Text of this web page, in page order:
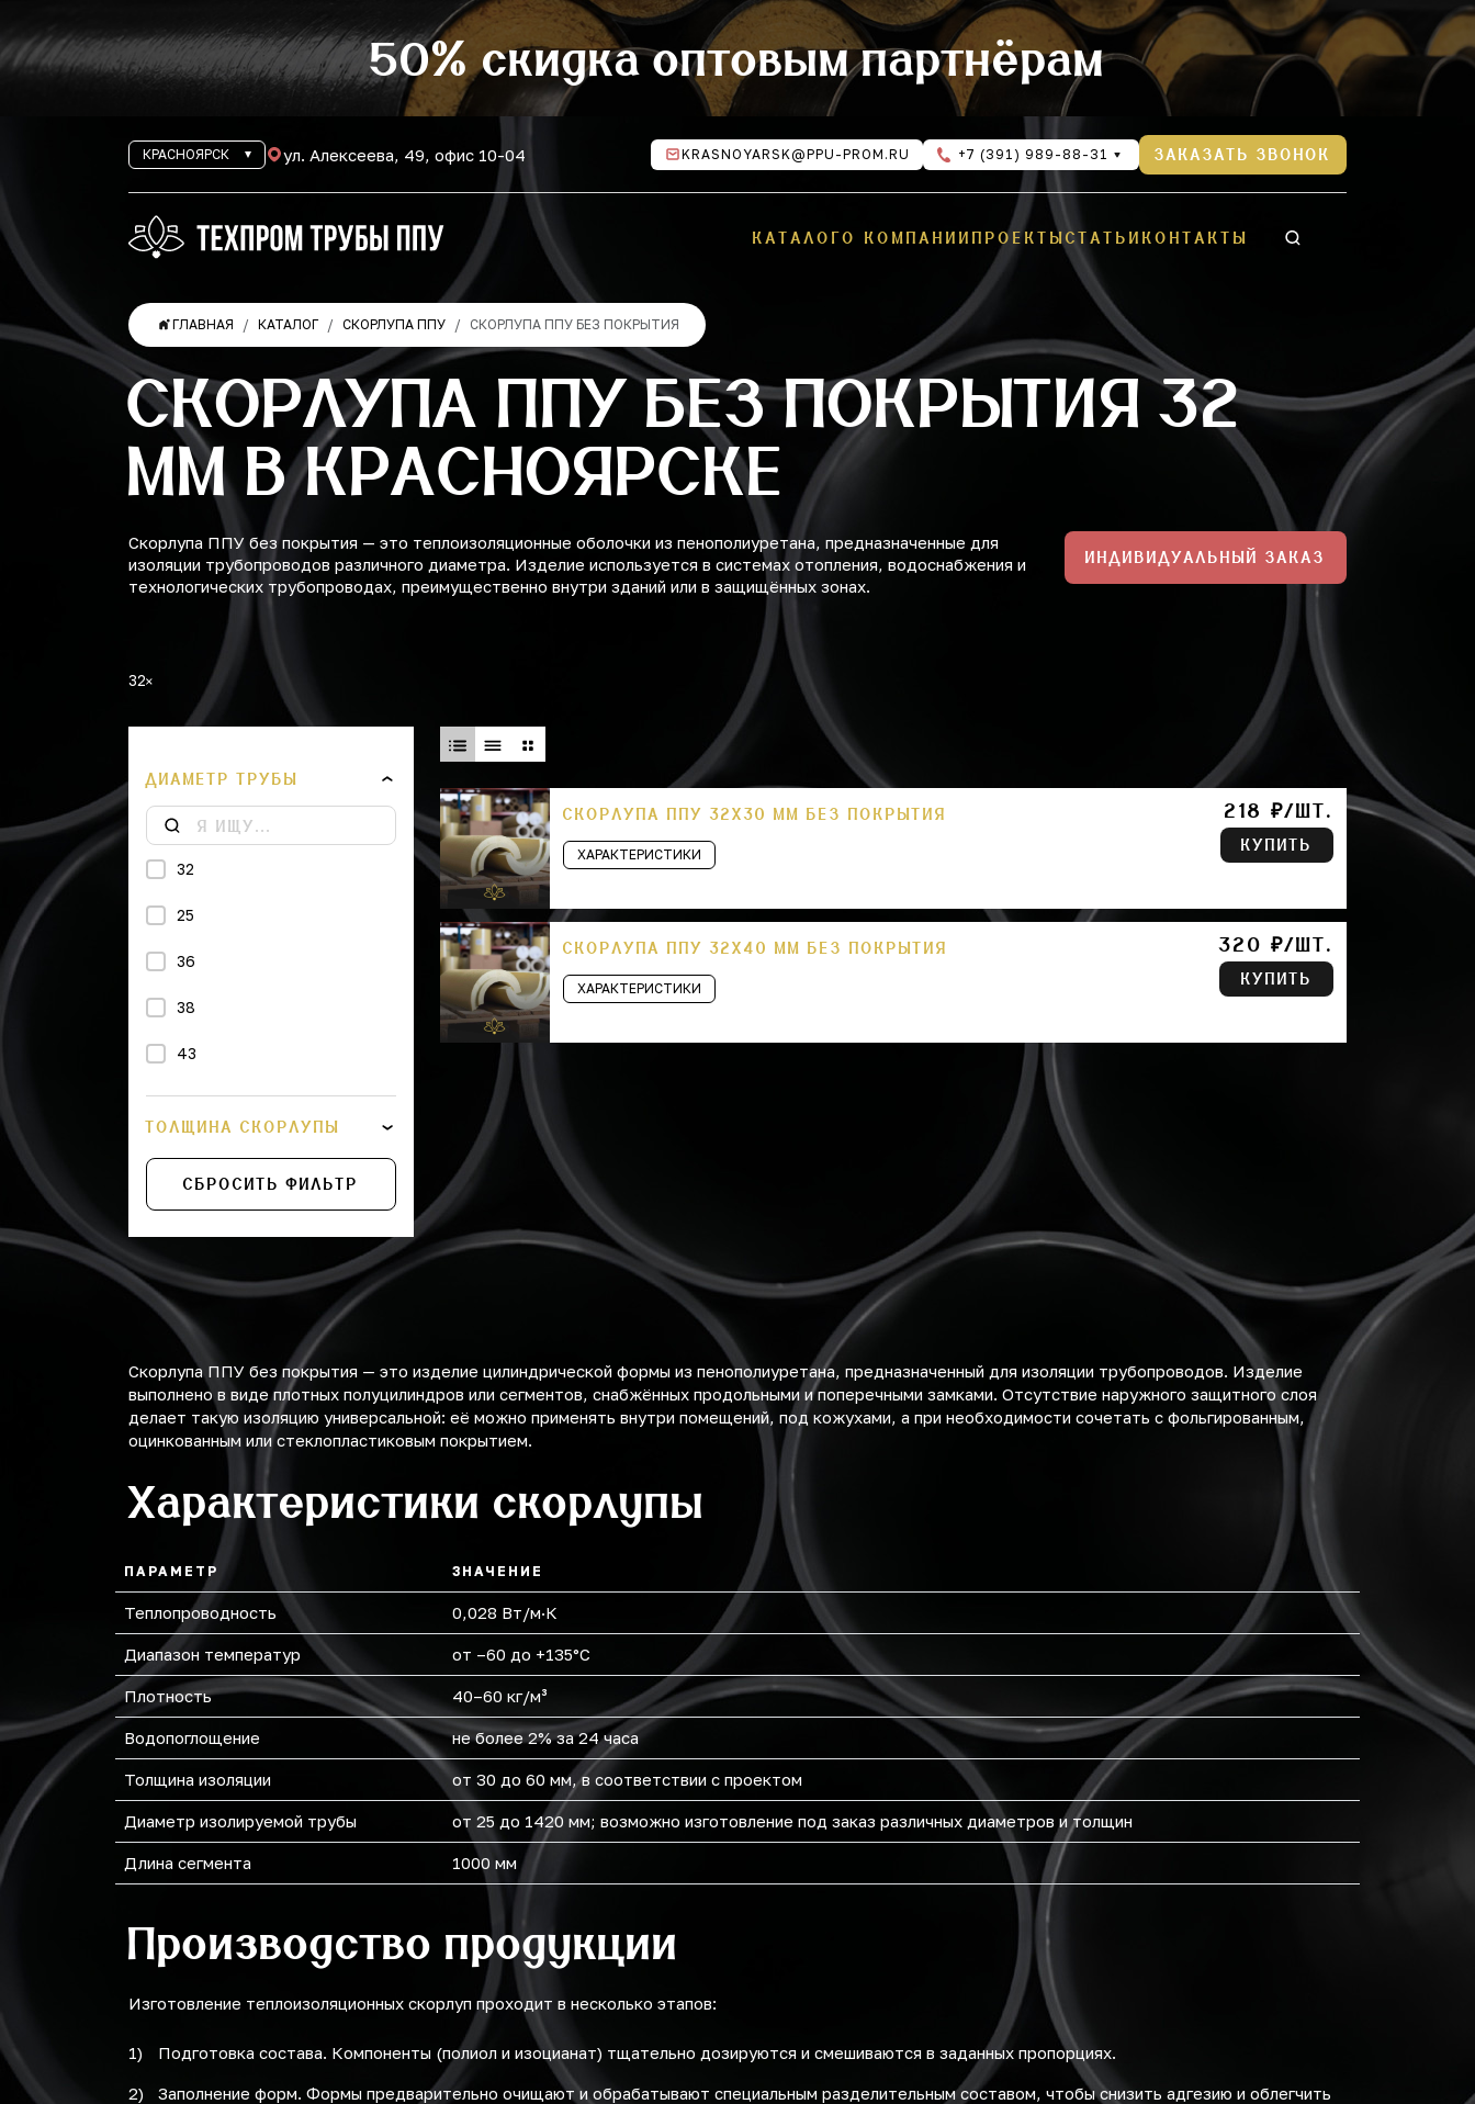
50% скидка оптовым партнёрам
КРАСНОЯРСК ул. Алексеева, 49, офис 10-04 KRASNOYARSK@PPU-PROM.RU +7 (391) 989-88-31 ЗАКАЗАТЬ ЗВОНОК
КАТАЛОГО КОМПАНИИ ПРОЕКТЫСТАТЬИ КОНТАКТЫ
ГЛАВНАЯ КАТАЛОГ СКОРЛУПА ППУ СКОРЛУПА ППУ БЕЗ ПОКРЫТИЯ
СКОРЛУПА ППУ БЕЗ ПОКРЫТИЯ 32
ММ В КРАСНОЯРСКЕ
Скорлупа ППУ без покрытия — это теплоизоляционные оболочки из пенополиуретана, предназначенные для
изоляции трубопроводов различного диаметра. Изделие используется в системах отопления, водоснабжения и
технологических трубопроводах, преимущественно внутри зданий или в защищённых зонах.
ИНДИВИДУАЛЬНЫЙ ЗАКАЗ
32
ДИАМЕТР ТРУБЫ
32
25
36
38
43
45
57
76
89
108
114
133
219
ТОЛЩИНА СКОРЛУПЫ
СБРОСИТЬ ФИЛЬТР
СКОРЛУПА ППУ 32Х30 ММ БЕЗ ПОКРЫТИЯ
ХАРАКТЕРИСТИКИ
218 ₽/ШТ.
КУПИТЬ
СКОРЛУПА ППУ 32Х40 ММ БЕЗ ПОКРЫТИЯ
ХАРАКТЕРИСТИКИ
320 ₽/ШТ.
КУПИТЬ
Скорлупа ППУ без покрытия — это изделие цилиндрической формы из пенополиуретана, предназначенный для изоляции трубопроводов. Изделие
выполнено в виде плотных полуцилиндров или сегментов, снабжённых продольными и поперечными замками. Отсутствие наружного защитного слоя
делает такую изоляцию универсальной: её можно применять внутри помещений, под кожухами, а при необходимости сочетать с фольгированным,
оцинкованным или стеклопластиковым покрытием.
Характеристики скорлупы
ПАРАМЕТР ЗНАЧЕНИЕ
Теплопроводность 0,028 Вт/м·К
Диапазон температур от –60 до +135°C
Плотность 40–60 кг/м³
Водопоглощение не более 2% за 24 часа
Толщина изоляции от 30 до 60 мм, в соответствии с проектом
Диаметр изолируемой трубы от 25 до 1420 мм; возможно изготовление под заказ различных диаметров и толщин
Длина сегмента 1000 мм
Производство продукции
Изготовление теплоизоляционных скорлуп проходит в несколько этапов:
Подготовка состава. Компоненты (полиол и изоцианат) тщательно дозируются и смешиваются в заданных пропорциях.
Заполнение форм. Формы предварительно очищают и обрабатывают специальным разделительным составом, чтобы снизить адгезию и облегчить